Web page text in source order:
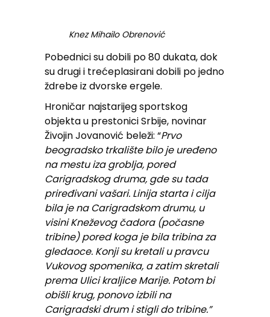
Knez Mihailo Obrenović
Pobednici su dobili po 80 dukata, dok
su drugi i trećeplasirani dobili po jedno
ždrebe iz dvorske ergele.
Hroničar najstarijeg sportskog
objekta u prestonici Srbije, novinar
Živojin Jovanović beleži: “Prvo
beogradsko trkalište bilo je uređeno
na mestu iza groblja, pored
Carigradskog druma, gde su tada
priređivani vašari. Linija starta i cilja
bila je na Carigradskom drumu, u
visini Kneževog čadora (počasne
tribine) pored koga je bila tribina za
gledaoce. Konji su kretali u pravcu
Vukovog spomenika, a zatim skretali
prema Ulici kraljice Marije. Potom bi
obišli krug, ponovo izbili na
Carigradski drum i stigli do tribine.”